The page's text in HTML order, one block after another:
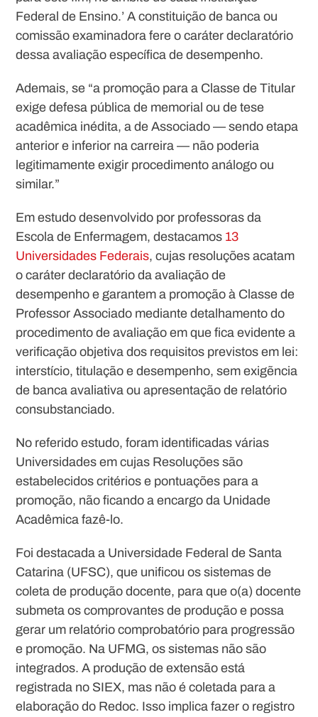
Federal de Ensino.’ A constituição de banca ou
comissão examinadora fere o caráter declaratório
dessa avaliação específica de desempenho.
Ademais, se “a promoção para a Classe de Titular
exige defesa pública de memorial ou de tese
acadêmica inédita, a de Associado — sendo etapa
anterior e inferior na carreira — não poderia
legitimamente exigir procedimento análogo ou
similar.”
Em estudo desenvolvido por professoras da
Escola de Enfermagem, destacamos 13
Universidades Federais, cujas resoluções acatam
o caráter declaratório da avaliação de
desempenho e garantem a promoção à Classe de
Professor Associado mediante detalhamento do
procedimento de avaliação em que fica evidente a
verificação objetiva dos requisitos previstos em lei:
interstício, titulação e desempenho, sem exigẽncia
de banca avaliativa ou apresentação de relatório
consubstanciado.
No referido estudo, foram identificadas várias
Universidades em cujas Resoluções são
estabelecidos critérios e pontuações para a
promoção, não ficando a encargo da Unidade
Acadêmica fazê-lo.
Foi destacada a Universidade Federal de Santa
Catarina (UFSC), que unificou os sistemas de
coleta de produção docente, para que o(a) docente
submeta os comprovantes de produção e possa
gerar um relatório comprobatório para progressão
e promoção. Na UFMG, os sistemas não são
integrados. A produção de extensão está
registrada no SIEX, mas não é coletada para a
elaboração do Redoc. Isso implica fazer o registro